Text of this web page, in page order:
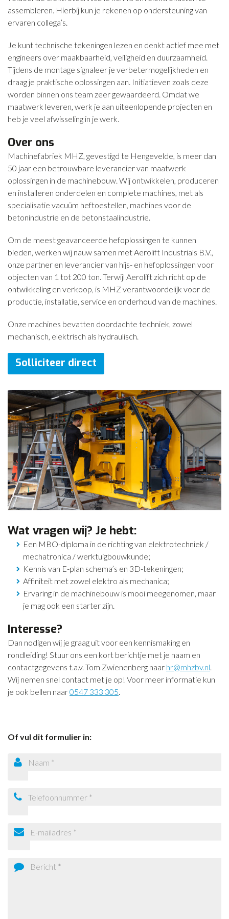
assembleren. Hierbij kun je rekenen op ondersteuning van
ervaren collega’s.
Je kunt technische tekeningen lezen en denkt actief mee met
engineers over maakbaarheid, veiligheid en duurzaamheid.
Tijdens de montage signaleer je verbetermogelijkheden en
draag je praktische oplossingen aan. Initiatieven zoals deze
worden binnen ons team zeer gewaardeerd. Omdat we
maatwerk leveren, werk je aan uiteenlopende projecten en
heb je veel afwisseling in je werk.
Over ons
Machinefabriek MHZ, gevestigd te Hengevelde, is meer dan
50 jaar een betrouwbare leverancier van maatwerk
oplossingen in de machinebouw. Wij ontwikkelen, produceren
en installeren onderdelen en complete machines, met als
specialisatie vacuüm heftoestellen, machines voor de
betonindustrie en de betonstaalindustrie.
Om de meest geavanceerde hefoplossingen te kunnen
bieden, werken wij nauw samen met Aerolift Industrials B.V.,
onze partner en leverancier van hijs- en hefoplossingen voor
objecten van 1 tot 200 ton. Terwijl Aerolift zich richt op de
ontwikkeling en verkoop, is MHZ verantwoordelijk voor de
productie, installatie, service en onderhoud van de machines.
Onze machines bevatten doordachte techniek, zowel
mechanisch, elektrisch als hydraulisch.
Solliciteer direct
Wat vragen wij? Je hebt:
Een MBO-diploma in de richting van elektrotechniek /
mechatronica / werktuigbouwkunde;
Kennis van E-plan schema’s en 3D-tekeningen;
Affiniteit met zowel elektro als mechanica;
Ervaring in de machinebouw is mooi meegenomen, maar
je mag ook een starter zijn.
Interesse?
Dan nodigen wij je graag uit voor een kennismaking en
rondleiding! Stuur ons een kort berichtje met je naam en
contactgegevens t.a.v. Tom Zwienenberg naar hr@mhzbv.nl.
Wij nemen snel contact met je op! Voor meer informatie kun
je ook bellen naar0547 333 305.
Of vul dit formulier in: